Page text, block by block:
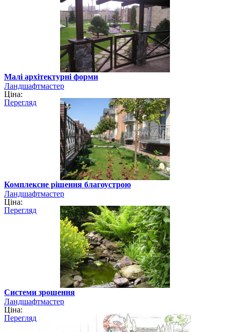
Малі архітектурні форми
Ландшафтмастер
Ціна:
Перегляд
Комплексне рішення благоустрою
Ландшафтмастер
Ціна:
Перегляд
Системи зрошення
Ландшафтмастер
Ціна:
Перегляд